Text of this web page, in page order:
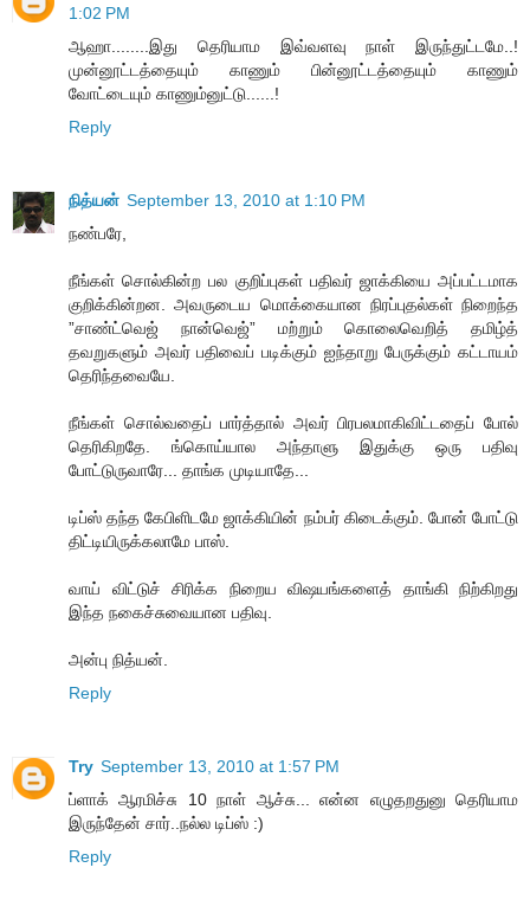
1:02 PM
ஆஹா........இது தெரியாம இவ்வளவு நாள் இருந்துட்டமே..!
முன்னூட்டத்தையும் காணும் பின்னூட்டத்தையும் காணும்
வோட்டையும் காணும்னுட்டு......!
Reply
நித்யன் September 13, 2010 at 1:10 PM
நண்பரே,
நீங்கள் சொல்கின்ற பல குறிப்புகள் பதிவர் ஜாக்கியை அப்பட்டமாக
குறிக்கின்றன. அவருடைய மொக்கையான நிரப்புதல்கள் நிறைந்த
”சாண்ட்வெஜ் நான்வெஜ்” மற்றும் கொலைவெறித் தமிழ்த்
தவறுகளும் அவர் பதிவைப் படிக்கும் ஐந்தாறு பேருக்கும் கட்டாயம்
தெரிந்தவையே.
நீங்கள் சொல்வதைப் பார்த்தால் அவர் பிரபலமாகிவிட்டதைப் போல்
தெரிகிறதே. ங்கொய்யால அந்தாளு இதுக்கு ஒரு பதிவு
போட்டுருவாரே... தாங்க முடியாதே...
டிப்ஸ் தந்த கேபிளிடமே ஜாக்கியின் நம்பர் கிடைக்கும். போன் போட்டு
திட்டியிருக்கலாமே பாஸ்.
வாய் விட்டுச் சிரிக்க நிறைய விஷயங்களைத் தாங்கி நிற்கிறது
இந்த நகைச்சுவையான பதிவு.
அன்பு நித்யன்.
Reply
Try September 13, 2010 at 1:57 PM
ப்ளாக் ஆரமிச்சு 10 நாள் ஆச்சு... என்ன எழுதறதுனு தெரியாம
இருந்தேன் சார்..நல்ல டிப்ஸ் :)
Reply